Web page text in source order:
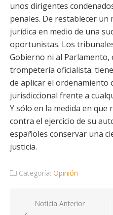
unos dirigentes
penales. De restablecer un
jurídica en medio de una
oportunistas. Los
Gobierno ni al Parlamento,
trompetería oficialista:
de aplicar el ordenamiento
jurisdiccional frente a
Y sólo en la medida en que
contra el ejercicio de su
españoles conservar una
justicia.
Categoría: Opinión
Navegación
Noticia Anterior